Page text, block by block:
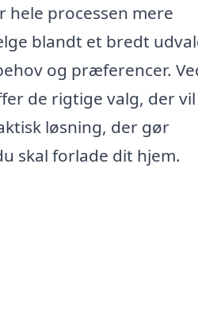
hele processen mere
blandt et bredt
og præferencer.
de rigtige valg, der vil
løsning, der gør
skal forlade dit hjem.